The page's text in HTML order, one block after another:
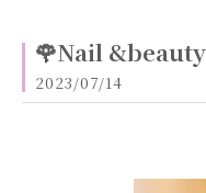
🌹Nail
2023/07/14